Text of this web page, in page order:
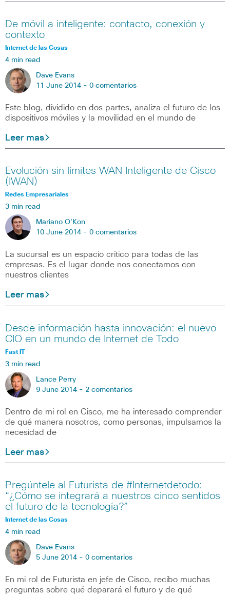
De móvil a inteligente: contacto, conexión y
contexto
Internet de las Cosas
4 min read
Dave Evans
11 June 2014 - 0 comentarios
Este blog, dividido en dos partes, analiza el futuro de los
dispositivos móviles y la movilidad en el mundo de
Leer mas
Evolución sin límites WAN Inteligente de Cisco
(IWAN)
Redes Empresariales
3 min read
Mariano O'Kon
10 June 2014 - 0 comentarios
La sucursal es un espacio crítico para todas de las
empresas. Es el lugar donde nos conectamos con
nuestros clientes
Leer mas
Desde información hasta innovación: el nuevo
CIO en un mundo de Internet de Todo
Fast IT
3 min read
Lance Perry
9 June 2014 - 2 comentarios
Dentro de mi rol en Cisco, me ha interesado comprender
de qué manera nosotros, como personas, impulsamos la
necesidad de
Leer mas
Pregúntele al Futurista de #Internetdetodo:
“¿Cómo se integrará a nuestros cinco sentidos
el futuro de la tecnología?”
Internet de las Cosas
4 min read
Dave Evans
5 June 2014 - 0 comentarios
En mi rol de Futurista en jefe de Cisco, recibo muchas
preguntas sobre qué deparará el futuro y de qué